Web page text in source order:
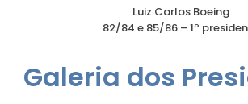
Luiz Carlos Boeing
82/84 e 85/86 – 1º
Galeria dos